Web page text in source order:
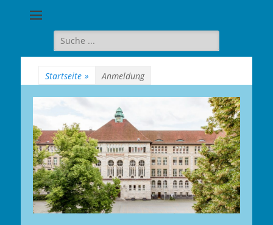
Berlin-
Suche
für:
Startseite » Anmeldung